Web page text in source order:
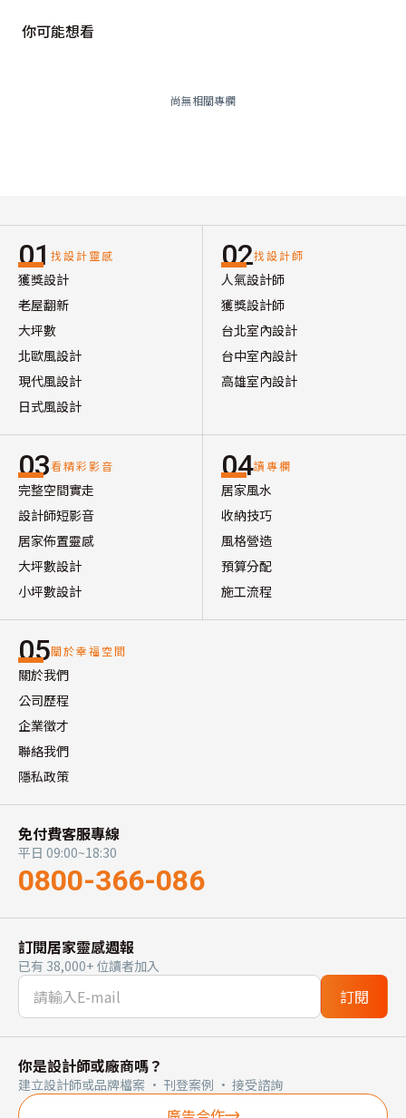
你可能想看
尚無相關專欄
01 找設計靈感
獲獎設計
老屋翻新
大坪數
北歐風設計
現代風設計
日式風設計
02找設計師
人氣設計師
獲獎設計師
台北室內設計
台中室內設計
高雄室內設計
03看精彩影音
完整空間實走
設計師短影音
居家佈置靈感
大坪數設計
小坪數設計
04讀專欄
居家風水
收納技巧
風格營造
預算分配
施工流程
05關於幸福空間
關於我們
公司歷程
企業徵才
聯絡我們
隱私政策
免付費客服專線
平日 09:00~18:30
0800-366-086
訂閱居家靈感週報
已有 38,000+ 位讀者加入
訂閱
你是設計師或廠商嗎？
建立設計師或品牌檔案 · 刊登案例 · 接受諮詢